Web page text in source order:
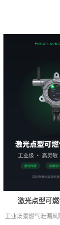
激光点型可
工业场景燃气泄漏风